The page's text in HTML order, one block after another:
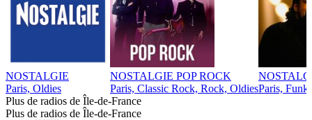
NOSTALGIE
Paris, Oldies
NOSTALGIE POP ROCK
Paris, Classic Rock, Rock, OldiesParis, Funk
Plus de radios de Île-de-France
Plus de radios de Île-de-France